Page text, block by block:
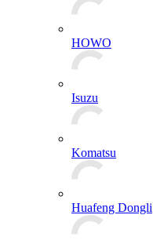
HOWO
Isuzu
Komatsu
Huafeng Dongli